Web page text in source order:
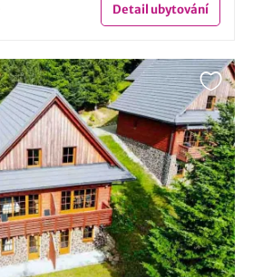
Detailubytování